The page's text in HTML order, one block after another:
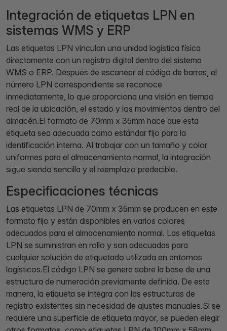
Integración de etiquetas LPN en
sistemas WMS y ERP
Las etiquetas LPN vinculan una unidad logística física
directamente con un registro digital dentro del sistema
WMS o ERP. Después de escanear el código de barras, el
número LPN correspondiente se reconoce
inmediatamente, lo que proporciona una visión en tiempo
real de la ubicación, el estado y los movimientos dentro del
almacén.El formato de 70mm x 35mm hace que esta
etiqueta sea adecuada como estándar fijo para la
identificación interna. Al trabajar con un tamaño y color
uniformes para el almacenamiento normal, la integración
sigue siendo sencilla y el reemplazo predecible.
Especificaciones técnicas
Las etiquetas LPN de 70mm x 35mm se producen en este
formato fijo y están disponibles en varios colores
adecuados para el almacenamiento normal. Las etiquetas
LPN se suministran en rollo y son adecuadas para
cualquier solución de etiquetado utilizada en entornos
logísticos.El código LPN se genera sobre la base de una
estructura de numeración previamente definida. De esta
manera, la etiqueta se integra con las estructuras de
registro existentes sin necesidad de ajustes manuales.Si se
requiere una superficie de etiqueta mayor, se pueden elegir